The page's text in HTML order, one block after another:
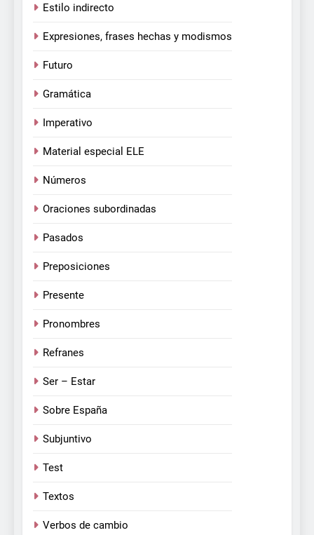
Estilo indirecto
Expresiones, frases hechas y modismos
Futuro
Gramática
Imperativo
Material especial ELE
Números
Oraciones subordinadas
Pasados
Preposiciones
Presente
Pronombres
Refranes
Ser – Estar
Sobre España
Subjuntivo
Test
Textos
Verbos de cambio